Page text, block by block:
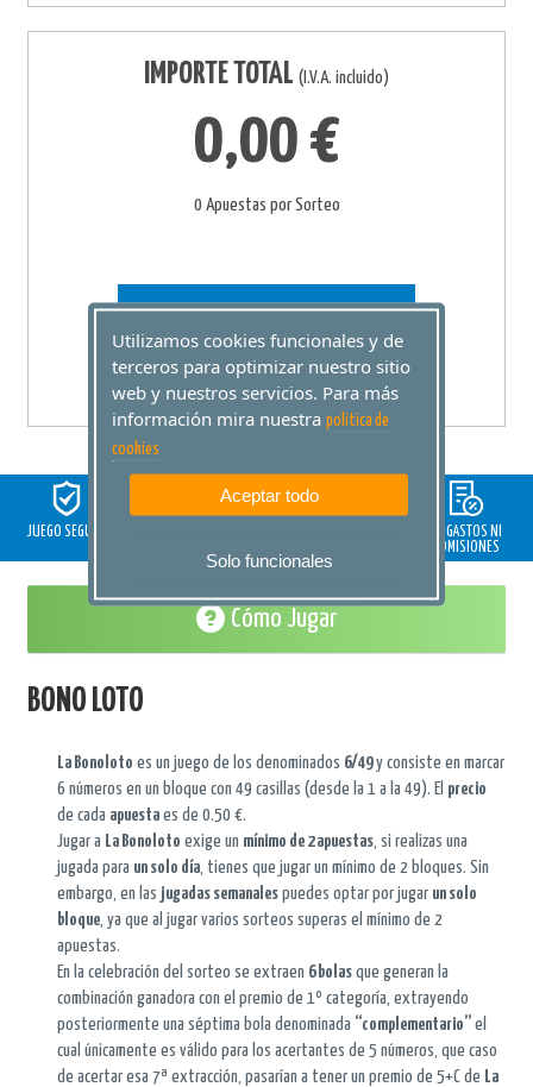
IMPORTE TOTAL (I.V.A. incluido)
0,00 €
0 Apuestas por Sorteo
AÑADIR A
CESTA
JUEGO SEGURO
NI GASTOS NI
COMISIONES
Cómo Jugar
BONO LOTO
La Bonoloto es un juego de los denominados 6/49y consiste en marcar
6 números en un bloque con 49 casillas (desde la 1 a la 49). El precio
de cada apuesta es de 0.50 €.
Jugar a La Bonoloto exige un mínimo de 2 apuestas, si realizas una
jugada para un solo día, tienes que jugar un mínimo de 2 bloques. Sin
embargo, en las jugadas semanales puedes optar por jugar un solo
bloque, ya que al jugar varios sorteos superas el mínimo de 2
apuestas.
En la celebración del sorteo se extraen 6 bolas que generan la
combinación ganadora con el premio de 1º categoría, extrayendo
posteriormente una séptima bola denominada “complementario” el
cual únicamente es válido para los acertantes de 5 números, que caso
de acertar esa 7ª extracción, pasarían a tener un premio de 5+C de La
Utilizamos cookies funcionales y de
terceros para optimizar nuestro sitio
web y nuestros servicios. Para más
información mira nuestra politica de
cookies
Aceptar todo
Solo funcionales